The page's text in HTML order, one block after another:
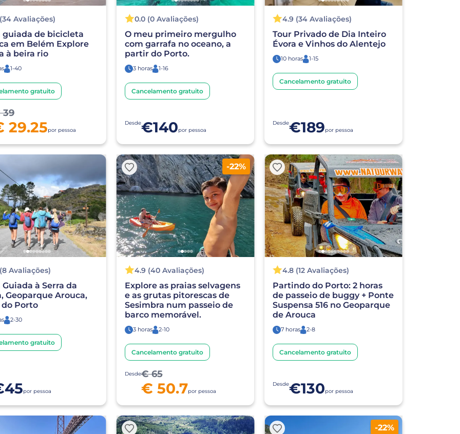
Avaliações)
guiada de bicicleta
em Belém Explore
à beira rio
1-40
gratuito
39
29.25por pessoa
0.0 (0 Avaliações)
O meu primeiro mergulho
com garrafa no oceano, a
partir do Porto.
3 horas 1-16
Cancelamento gratuito
Desde€140por pessoa
4.9 (34 Avaliações)
Tour Privado de Dia Inteiro
Évora e Vinhos do Alentejo
10 horas 1-15
Cancelamento gratuito
Desde€189por pessoa
Avaliações)
à Serra da
Geoparque Arouca,
Porto
2-30
gratuito
por pessoa
-22%
4.9 (40 Avaliações)
Explore as praias selvagens
e as grutas pitorescas de
Sesimbra num passeio de
barco memorável.
3 horas 2-10
Cancelamento gratuito
Desde€ 65
€ 50.7por pessoa
4.8 (12 Avaliações)
Partindo do Porto: 2 horas
de passeio de buggy + Ponte
Suspensa 516 no Geoparque
de Arouca
7 horas 2-8
Cancelamento gratuito
Desde€130por pessoa
-22%